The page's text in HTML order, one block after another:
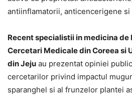
antiinflamatorii, anticencerigene si
Recent specialistii in medicina de
Cercetari Medicale din Coreea si
din Jeju au prezentat opiniei
cercetarilor privind impactul
sparanghel si al frunzelor plantei